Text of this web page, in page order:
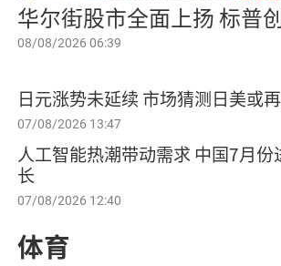
华尔街股市全面上扬 标普
08/08/2026 06:39
日元涨势未延续 市场猜测日美或
07/08/2026 13:47
人工智能热潮带动需求 中国7月份
长
07/08/2026 12:40
体育